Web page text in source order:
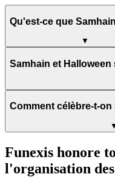
Qu'est-ce que
▼
Samhain et
Comment célèbre-t-
Funexis honore
l'organisation des